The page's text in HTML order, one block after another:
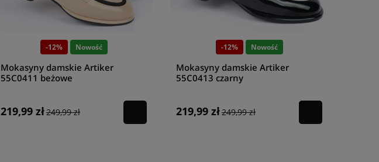
-12% Nowość
Mokasyny damskie Artiker
55C0411 beżowe
219,99 zł249,99 zł
-12% Nowość
Mokasyny damskie Artiker
55C0413 czarny
219,99 zł249,99 zł